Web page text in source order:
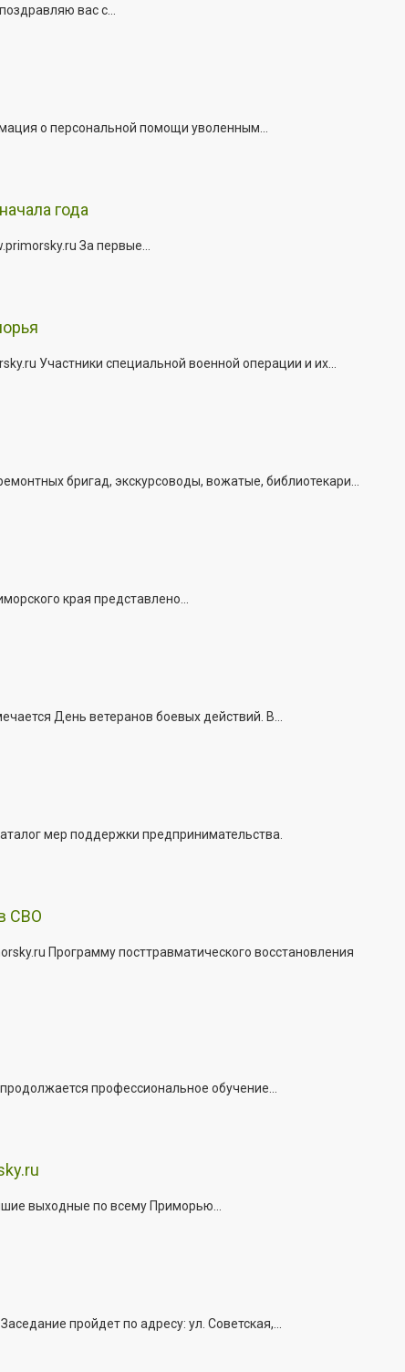
вас с...
о персональной помощи уволенным...
года
За первые...
Участники специальной военной операции и их...
бригад, экскурсоводы, вожатые, библиотекари...
края представлено...
День ветеранов боевых действий. В...
мер поддержки предпринимательства.
СВО
Программу посттравматического восстановления
профессиональное обучение...
выходные по всему Приморью...
пройдет по адресу: ул. Советская,...